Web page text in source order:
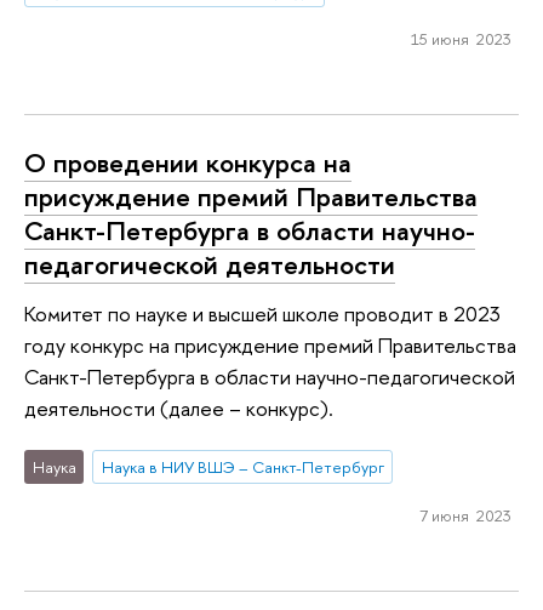
15 июня 2023
О проведении конкурса на
присуждение премий Правительства
Санкт-Петербурга в области научно-
педагогической деятельности
Комитет по науке и высшей школе проводит в 2023
году конкурс на присуждение премий Правительства
Санкт-Петербурга в области научно-педагогической
деятельности (далее – конкурс).
Наука Наука в НИУ ВШЭ – Санкт-Петербург
7 июня 2023